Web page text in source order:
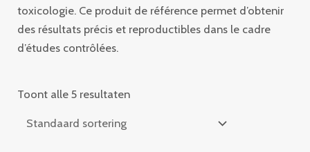
toxicologie. Ce produit de référence permet d’obtenir
des résultats précis et reproductibles dans le cadre
d’études contrôlées.
Toont alle 5 resultaten